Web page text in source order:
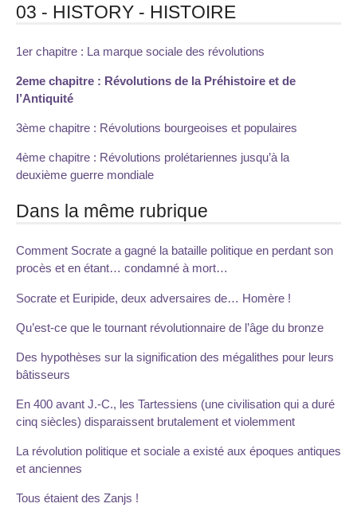
03 - HISTORY - HISTOIRE
1er chapitre : La marque sociale des révolutions
2eme chapitre : Révolutions de la Préhistoire et de
l’Antiquité
3ème chapitre : Révolutions bourgeoises et populaires
4ème chapitre : Révolutions prolétariennes jusqu’à la
deuxième guerre mondiale
Dans la même rubrique
Comment Socrate a gagné la bataille politique en perdant son
procès et en étant… condamné à mort…
Socrate et Euripide, deux adversaires de… Homère !
Qu’est-ce que le tournant révolutionnaire de l’âge du bronze
Des hypothèses sur la signification des mégalithes pour leurs
bâtisseurs
En 400 avant J.-C., les Tartessiens (une civilisation qui a duré
cinq siècles) disparaissent brutalement et violemment
La révolution politique et sociale a existé aux époques antiques
et anciennes
Tous étaient des Zanjs !